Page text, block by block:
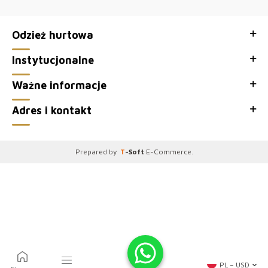
PL − USD
sklepu z hurtową odzieżą damską Kazee.
Odzież hurtowa
Instytucjonalne
Ważne informacje
Adres i kontakt
Prepared by T-Soft E-Commerce.